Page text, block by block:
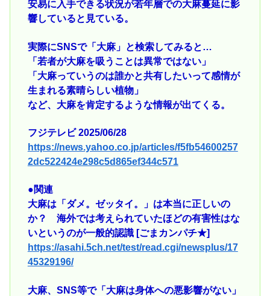
安易に入手できる状況が若年層での大麻蔓延に影
響していると見ている。
実際にSNSで「大麻」と検索してみると…
「若者が大麻を吸うことは異常ではない」
「大麻っていうのは誰かと共有したいって感情が
生まれる素晴らしい植物」
など、大麻を肯定するような情報が出てくる。
フジテレビ 2025/06/28
https://news.yahoo.co.jp/articles/f5fb54600257
2dc522424e298c5d865ef344c571
●関連
大麻は「ダメ。ゼッタイ。」は本当に正しいの
か？ 海外では考えられていたほどの有害性はな
いというのが一般的認識 [ごまカンパチ★]
https://asahi.5ch.net/test/read.cgi/newsplus/17
45329196/
大麻、SNS等で「大麻は身体への悪影響がない」